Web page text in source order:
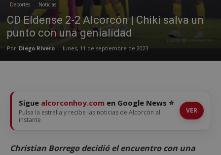
Deportes Noticias
CD Eldense 2-2 Alcorcón | Chiki salva un
punto con una genialidad
Por Diego Rivero - lunes, 11 de septiembre de 2023
Sigue alcorconhoy.com en Google News ⭐
Pulsa la estrella y recibe las noticias de Alcorcón al
instante
VER
Christian Borrego decidió el encuentro con una